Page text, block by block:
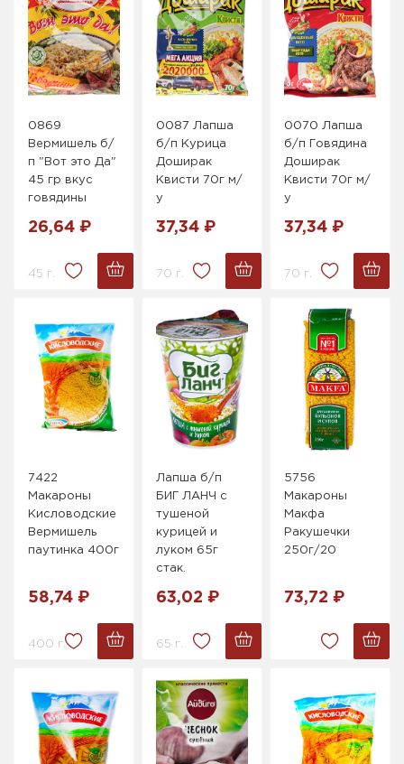
0869
Вермишель б/
п "Вот это Да"
45 гр вкус
говядины
26,64 ₽
45 г.
0087 Лапша
б/п Курица
Доширак
Квисти 70г м/
у
37,34 ₽
70 г.
0070 Лапша
б/п Говядина
Доширак
Квисти 70г м/
у
37,34 ₽
70 г.
7422
Макароны
Кисловодские
Вермишель
паутинка 400г
58,74 ₽
400 г.
Лапша б/п
БИГ ЛАНЧ с
тушеной
курицей и
луком 65г
стак.
63,02 ₽
65 г.
5756
Макароны
Макфа
Ракушечки
250г/20
73,72 ₽